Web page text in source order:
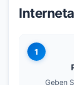
1
Geben